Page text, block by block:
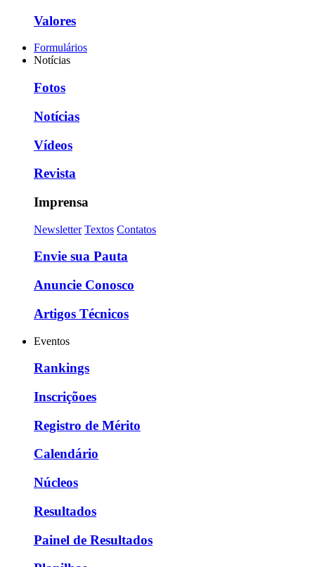
Valores
Formulários
Notícias
Fotos
Notícias
Vídeos
Revista
Imprensa
Newsletter Textos Contatos
Envie sua Pauta
Anuncie Conosco
Artigos Técnicos
Eventos
Rankings
Inscriçõoes
Registro de Mérito
Calendário
Núcleos
Resultados
Painel de Resultados